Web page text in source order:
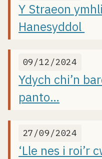
Y Straeon
Hanesyddol
09/12/2024
Ydych chi’n
panto…
27/09/2024
‘Lle nes i roi’r